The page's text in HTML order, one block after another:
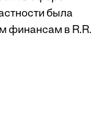
была
финансам в R.R.